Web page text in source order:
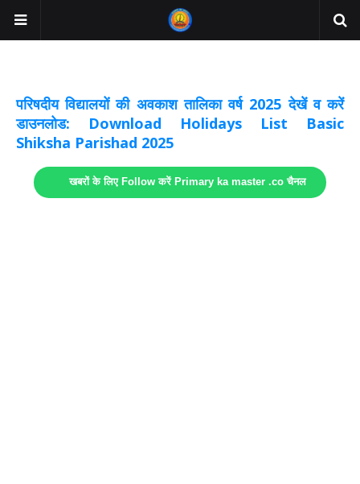
परिषदीय विद्यालयों की अवकाश तालिका वर्ष 2025 देखें व करें
डाउनलोड: Download Holidays List Basic
Shiksha Parishad 2025
खबरों के लिए Follow करें Primary ka master .co चैनल